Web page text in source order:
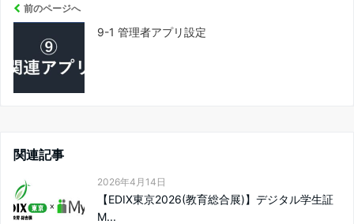
前のページへ
9-1 管理者アプリ設定
関連記事
2026年4月14日
【EDIX東京2026(教育総合展)】デジタル学生証
M...